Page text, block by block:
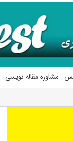
مشاوره مقاله نویسی